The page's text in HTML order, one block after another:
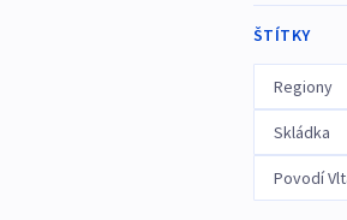
ŠTÍTKY
Regiony
Skládka
Povodí